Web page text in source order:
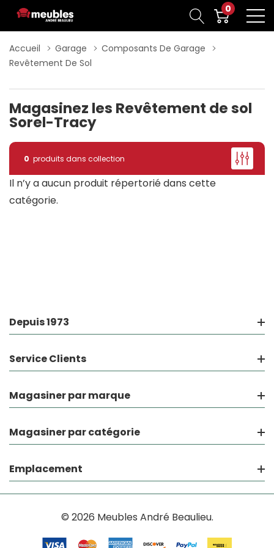
0
Accueil Garage
Composants De Garage
Revêtement De Sol
Magasinez les Revêtement de sol
Sorel-Tracy
0 produits dans collection
Il n’y a aucun produit répertorié dans cette
catégorie.
Depuis 1973
Service Clients
Magasiner par marque
Magasiner par catégorie
Emplacement
© 2026 Meubles André Beaulieu.